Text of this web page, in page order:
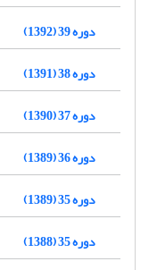
دوره 39 (1392)
دوره 38 (1391)
دوره 37 (1390)
دوره 36 (1389)
دوره 35 (1389)
دوره 35 (1388)